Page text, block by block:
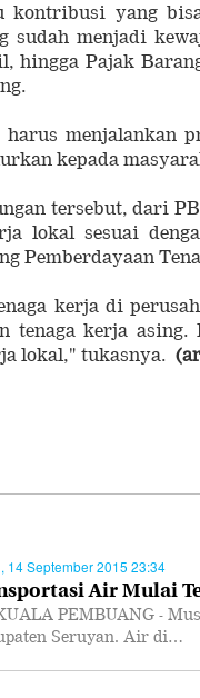
kontribusi yang
sudah menjadi
hingga Pajak
harus menjalankan
kepada
tersebut, dari
lokal sesuai
Pemberdayaan
kerja di
tenaga kerja asing.
lokal," tukasnya.
14 September 2015 23:34
Air Mulai
PEMBUANG -
Seruyan. Air di…